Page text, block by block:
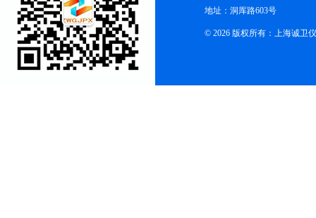
地址：洞厍路603号
© 2026 版权所有：上海诚卫